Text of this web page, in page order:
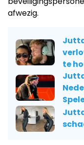
afwezig.
te